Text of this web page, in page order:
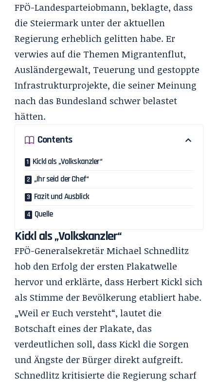
FPÖ-Landesparteiobmann, beklagte, dass
die Steiermark unter der aktuellen
Regierung erheblich gelitten habe. Er
verwies auf die Themen Migrantenflut,
Ausländergewalt, Teuerung und gestoppte
Infrastrukturprojekte, die seiner Meinung
nach das Bundesland schwer belastet
hätten.
Contents
Kickl als „Volkskanzler“
„Ihr seid der Chef“
Fazit und Ausblick
Quelle
Kickl als „Volkskanzler“
FPÖ-Generalsekretär Michael Schnedlitz
hob den Erfolg der ersten Plakatwelle
hervor und erklärte, dass Herbert Kickl sich
als Stimme der Bevölkerung etabliert habe.
„Weil er Euch versteht“, lautet die
Botschaft eines der Plakate, das
verdeutlichen soll, dass Kickl die Sorgen
und Ängste der Bürger direkt aufgreift.
Schnedlitz kritisierte die Regierung scharf